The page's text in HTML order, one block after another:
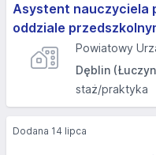
Asystent nauczyciela
oddziale
Powiatowy
Dęblin
staż/praktyka
Dodana 14 lipca